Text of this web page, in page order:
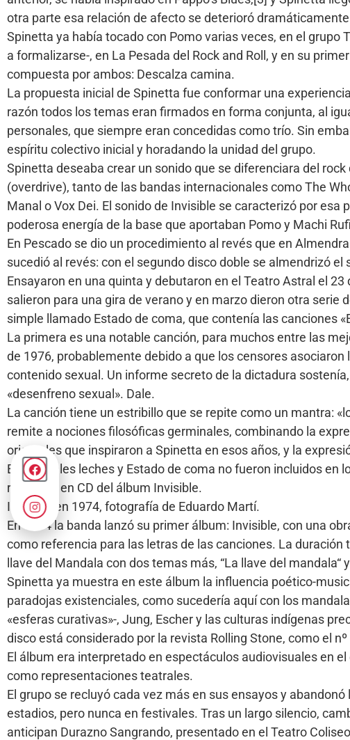
otra parte esa relación de afecto se deterioró
Spinetta ya había tocado con Pomo varias veces, en el
a formalizarse-, en La Pesada del Rock and Roll, y en su
compuesta por ambos: Descalza camina.
La propuesta inicial de Spinetta fue conformar una
razón todos los temas eran firmados en forma conjunta, al
personales, que siempre eran concedidas como trío. Sin
espíritu colectivo inicial y horadando la unidad del grupo.
Spinetta deseaba crear un sonido que se diferenciara del
(overdrive), tanto de las bandas internacionales como The
Manal o Vox Dei. El sonido de Invisible se caracterizó por
poderosa energía de la base que aportaban Pomo y Machi
En Pescado se dio un procedimiento al revés que en
sucedió al revés: con el segundo disco doble se almendrizó
Ensayaron en una quinta y debutaron en el Teatro Astral el
salieron para una gira de verano y en marzo dieron otra
simple llamado Estado de coma, que contenía las canciones
La primera es una notable canción, para muchos entre las
de 1976, probablemente debido a que los censores
contenido sexual.​ Un informe secreto de la dictadura
«desenfreno sexual». Dale.
La canción tiene un estribillo que se repite como un mantra:
remite a nociones filosóficas germinales, combinando la
orientales que inspiraron a Spinetta en esos años, y la
Elementales leches y Estado de coma no fueron incluidos en
reedición en CD del álbum Invisible.
Invisible en 1974, fotografía de Eduardo Martí.
En 1974 la banda lanzó su primer álbum: Invisible, con una
como referencia para las letras de las canciones. La
llave del Mandala con dos temas más, “La llave del mandala“
Spinetta ya muestra en este álbum la influencia poético-
paradojas existenciales, como sucedería aquí con los
«esferas curativas»-,​ Jung, Escher y las culturas indígenas
disco está considerado por la revista Rolling Stone, como el
El álbum era interpretado en espectáculos audiovisuales en
como representaciones teatrales.
El grupo se recluyó cada vez más en sus ensayos y
estadios, pero nunca en festivales. Tras un largo silencio,
anticipan Durazno Sangrando, presentado en el Teatro